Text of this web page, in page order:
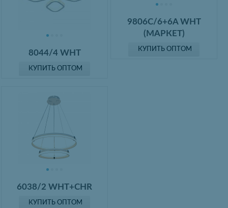
8044/4 WHT
КУПИТЬ ОПТОМ
9806C/6+6A WHT
(МАРКЕТ)
КУПИТЬ ОПТОМ
6038/2 WHT+CHR
КУПИТЬ ОПТОМ